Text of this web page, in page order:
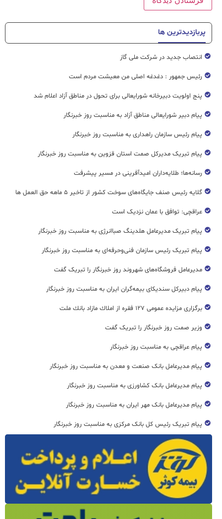
پربازدیدترین ها
انتصاب جدید در شرکت ملی گاز
رئیس جمهور : دغدغه اصلی من معیشت مردم است
پنج اولویت دبیرخانه شورایعالی برای تحول در مناطق آزاد اعلام شد
پیام دبیر شورایعالی مناطق آزاد به مناسبت روز خبرنگار
پیام رئیس سازمان راهداری به مناسبت روز خبرنگار
پیام تبریک مدیرکل صمت استان قزوین به مناسبت روز خبرنگار
رسانه‌ها؛ طلایه‌داران امیدآفرینی در مسیر پیشرفت
گلایه رئیس صنف جایگاه‌های سوخت کشور از تاخیر ۵ ماهه حق العمل ها
عراقچی: توافق با عمان نزدیک است
پیام تبریک مدیرعامل هلدینگ صباانرژی به مناسبت روز خبرنگار
پیام تبریک رئیس سازمان فنی‌و‌حرفه‌ای به مناسبت روز خبرنگار
مدیرعامل فروشگاه‌های شهروند روز خبرنگار را تبریک گفت
پیام دبیرکل سندیکای بیمه‌گران ایران به مناسبت روز خبرنگار
برگزاری مزایده عمومی ۱۲۷ فقره از املاك مازاد بانك ملت
وزیر صمت روز خبرنگار را تبریک گفت
پیام عراقچی به مناسبت روز خبرنگار
پیام مدیرعامل بانک صنعت و معدن به مناسبت روز خبرنگار
پیام مدیرعامل بانک کشاورزی به مناسبت روز خبرنگار
پیام مدیرعامل بانک مهر ایران به مناسبت روز خبرنگار
پیام تبریک رئیس کل بانک مرکزی به مناسبت روز خبرنگار